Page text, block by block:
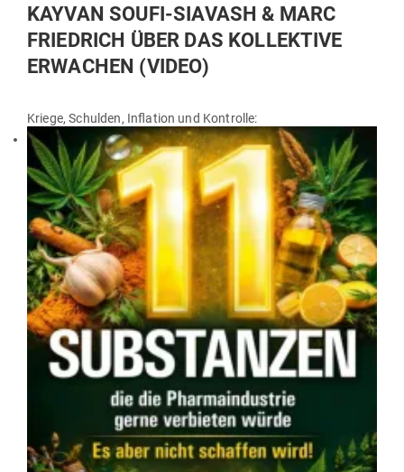
KAYVAN SOUFI-SIAVASH & MARC
FRIEDRICH ÜBER DAS KOL­LEKTIVE
ERWACHEN (VIDEO)
Kriege, Schulden, Inflation und Kontrolle: